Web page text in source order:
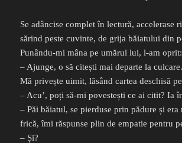
Se adâncise complet în lectură, accelerase
sărind peste cuvinte, de grija băiatului din
Punându-mi mâna pe umărul lui, l-am oprit:
– Ajunge, o să citești mai departe la culcare.
Mă privește uimit, lăsând cartea deschisă
– Acu’, poți să-mi povestești ce ai citit? Ia
– Păi băiatul, se pierduse prin pădure și era
frică, îmi răspunse plin de empatie pentru
– Și?